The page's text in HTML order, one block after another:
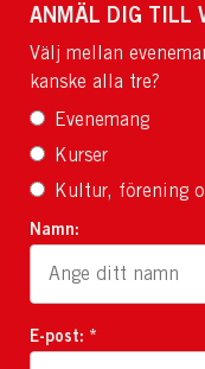
ANMÄL DIG TILL
Välj mellan
kanske alla tre?
Evenemang
Kurser
Kultur, förening
Namn:
E-post: *